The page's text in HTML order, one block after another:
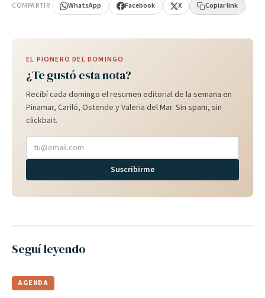
COMPARTIR WhatsApp Facebook X Copiar link
EL PIONERO DEL DOMINGO
¿Te gustó esta nota?
Recibí cada domingo el resumen editorial de la semana en
Pinamar, Cariló, Ostende y Valeria del Mar. Sin spam, sin
clickbait.
Suscribirme
Seguí leyendo
AGENDA